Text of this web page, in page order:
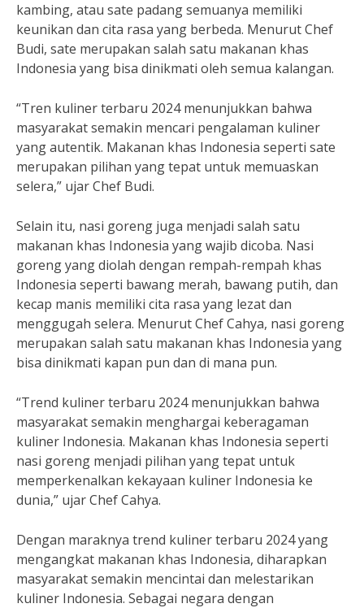
kambing, atau sate padang semuanya memiliki
keunikan dan cita rasa yang berbeda. Menurut Chef
Budi, sate merupakan salah satu makanan khas
Indonesia yang bisa dinikmati oleh semua kalangan.
“Tren kuliner terbaru 2024 menunjukkan bahwa
masyarakat semakin mencari pengalaman kuliner
yang autentik. Makanan khas Indonesia seperti sate
merupakan pilihan yang tepat untuk memuaskan
selera,” ujar Chef Budi.
Selain itu, nasi goreng juga menjadi salah satu
makanan khas Indonesia yang wajib dicoba. Nasi
goreng yang diolah dengan rempah-rempah khas
Indonesia seperti bawang merah, bawang putih, dan
kecap manis memiliki cita rasa yang lezat dan
menggugah selera. Menurut Chef Cahya, nasi goreng
merupakan salah satu makanan khas Indonesia yang
bisa dinikmati kapan pun dan di mana pun.
“Trend kuliner terbaru 2024 menunjukkan bahwa
masyarakat semakin menghargai keberagaman
kuliner Indonesia. Makanan khas Indonesia seperti
nasi goreng menjadi pilihan yang tepat untuk
memperkenalkan kekayaan kuliner Indonesia ke
dunia,” ujar Chef Cahya.
Dengan maraknya trend kuliner terbaru 2024 yang
mengangkat makanan khas Indonesia, diharapkan
masyarakat semakin mencintai dan melestarikan
kuliner Indonesia. Sebagai negara dengan